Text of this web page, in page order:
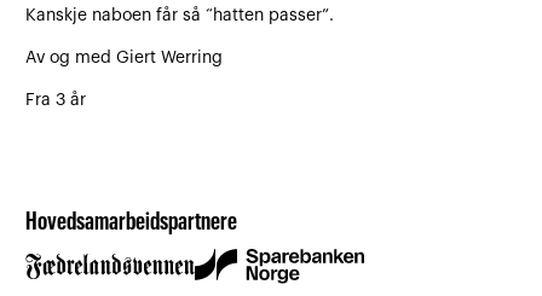
Kanskje naboen får så “hatten passer”.
Av og med Giert Werring
Fra 3 år
Hovedsamarbeidspartnere